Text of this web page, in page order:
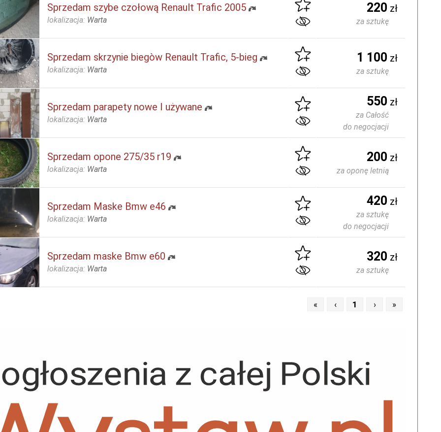
Sprzedam szybe czołową Renault Trafic 2005
lokalizacja: Warta
220 zł
za sztukę
Sprzedam skrzynie biegòw Renault Trafic, 5-bieg
lokalizacja: Warta
1 100 zł
za sztukę
Sprzedam parapety nowe I używane
lokalizacja: Warta
550 zł
za Całość
do negocjacji
Sprzedam opone 275/35 r19
lokalizacja: Warta
200 zł
za oponę letnią
Sprzedam Maske Bmw e46
lokalizacja: Warta
420 zł
za sztukę
do negocjacji
Sprzedam maske Bmw e60
lokalizacja: Warta
320 zł
za sztukę
« ‹ 1 › »